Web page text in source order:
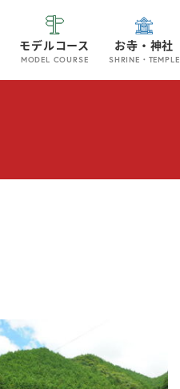
モデルコース
MODEL COURSE
お寺・神社
SHRINE・TEMPLE